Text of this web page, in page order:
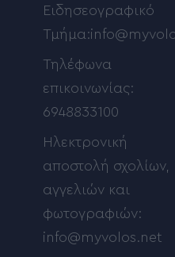
Ειδησεογραφικό
Τηλέφωνα
επικοινωνίας:
6948833100
Ηλεκτρονική
αποστολή σχολίων,
αγγελιών και
φωτογραφιών:
info@myvolos.net